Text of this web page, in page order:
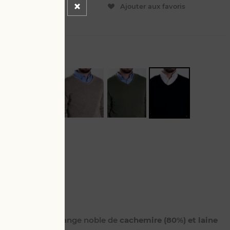
Ajouter aux favoris
dans un mélange noble de cachemire (80%) et laine